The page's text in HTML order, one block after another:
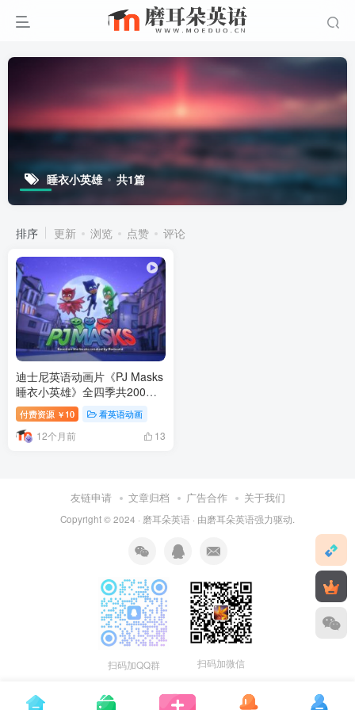
睡衣小英雄 共1篇
排序 更新 浏览 点赞 评论
迪士尼英语动画片《PJ Masks
睡衣小英雄》全四季共200
集，1080P高清视频带英文字
幕，百度网盘下载！
付费资源 ￥ 10 看英语动画
12个月前 13
友链申请 文章归档 广告合作 关于我们
Copyright © 2024 · 磨耳朵英语 · 由磨耳朵英语强力驱动.
扫码加QQ群 扫码加微信